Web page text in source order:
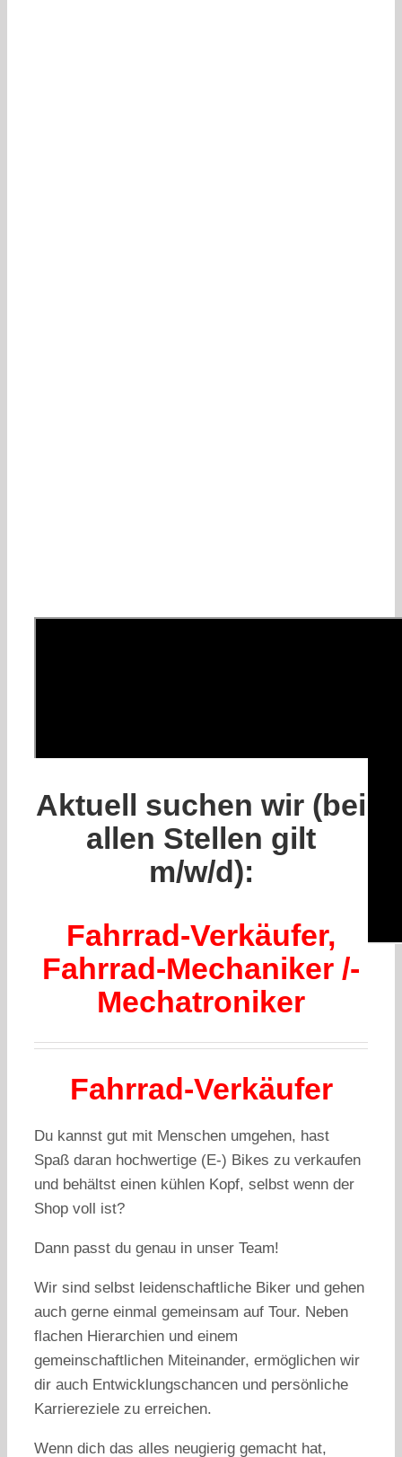
Aktuell suchen wir (bei
allen Stellen gilt
m/w/d):
Fahrrad-Verkäufer,
Fahrrad-Mechaniker /-
Mechatroniker
Fahrrad-Verkäufer
Du kannst gut mit Menschen umgehen, hast
Spaß daran hochwertige (E-) Bikes zu verkaufen
und behältst einen kühlen Kopf, selbst wenn der
Shop voll ist?
Dann passt du genau in unser Team!
Wir sind selbst leidenschaftliche Biker und gehen
auch gerne einmal gemeinsam auf Tour. Neben
flachen Hierarchien und einem
gemeinschaftlichen Miteinander, ermöglichen wir
dir auch Entwicklungschancen und persönliche
Karriereziele zu erreichen.
Wenn dich das alles neugierig gemacht hat,